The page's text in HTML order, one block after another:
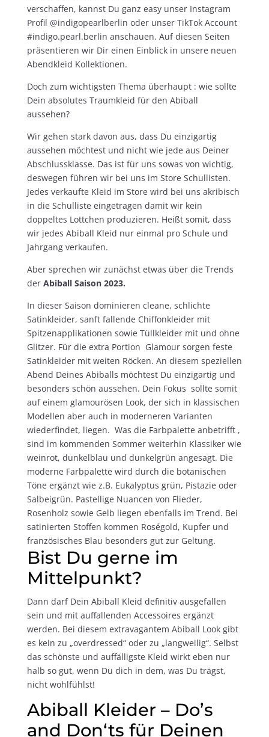
verschaffen, kannst Du ganz easy unser Instagram
Profil @indigopearlberlin oder unser TikTok Account
#indigo.pearl.berlin anschauen. Auf diesen Seiten
präsentieren wir Dir einen Einblick in unsere neuen
Abendkleid Kollektionen.
Doch zum wichtigsten Thema überhaupt : wie sollte
Dein absolutes Traumkleid für den Abiball
aussehen?
Wir gehen stark davon aus, dass Du einzigartig
aussehen möchtest und nicht wie jede aus Deiner
Abschlussklasse. Das ist für uns sowas von wichtig,
deswegen führen wir bei uns im Store Schullisten.
Jedes verkaufte Kleid im Store wird bei uns akribisch
in die Schulliste eingetragen damit wir kein
doppeltes Lottchen produzieren. Heißt somit, dass
wir jedes Abiball Kleid nur einmal pro Schule und
Jahrgang verkaufen.
Aber sprechen wir zunächst etwas über die Trends
der Abiball Saison 2023.
In dieser Saison dominieren cleane, schlichte
Satinkleider, sanft fallende Chiffonkleider mit
Spitzenapplikationen sowie Tüllkleider mit und ohne
Glitzer. Für die extra Portion Glamour sorgen feste
Satinkleider mit weiten Röcken. An diesem speziellen
Abend Deines Abiballs möchtest Du einzigartig und
besonders schön aussehen. Dein Fokus sollte somit
auf einem glamourösen Look, der sich in klassischen
Modellen aber auch in moderneren Varianten
wiederfindet, liegen. Was die Farbpalette anbetrifft ,
sind im kommenden Sommer weiterhin Klassiker wie
weinrot, dunkelblau und dunkelgrün angesagt. Die
moderne Farbpalette wird durch die botanischen
Töne ergänzt wie z.B. Eukalyptus grün, Pistazie oder
Salbeigrün. Pastellige Nuancen von Flieder,
Rosenholz sowie Gelb liegen ebenfalls im Trend. Bei
satinierten Stoffen kommen Roségold, Kupfer und
französisches Blau besonders gut zur Geltung.
Bist Du gerne im
Mittelpunkt?
Dann darf Dein Abiball Kleid definitiv ausgefallen
sein und mit auffallenden Accessoires ergänzt
werden. Bei diesem extravagantem Abiball Look gibt
es kein zu „overdressed“ oder zu „langweilig“. Selbst
das schönste und auffälligste Kleid wirkt eben nur
halb so gut, wenn Du dich in dem, was Du trägst,
nicht wohlfühlst!
Abiball Kleider – Do’s
and Don‘ts für Deinen